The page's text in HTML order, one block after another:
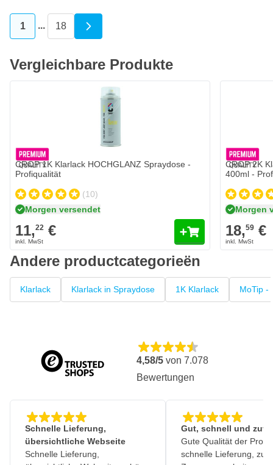
Sie lesen gerade die Seite
1 ... Seite
18
Vergleichbare Produkte
CROP 1K Klarlack HOCHGLANZ Spraydose -
Profiqualität
(10)
Morgen versendet
11,22 €
CROP 2K
400ml -
Morgen
18,59 €
Andere productcategorieën
Klarlack Klarlack in Spraydose 1K Klarlack MoTip -
4,58/5 von 7.078
Bewertungen
Schnelle Lieferung,
übersichtliche Webseite
Schnelle Lieferung,
Gut, schnell und
Gute Qualität der
schnelle Lieferung,